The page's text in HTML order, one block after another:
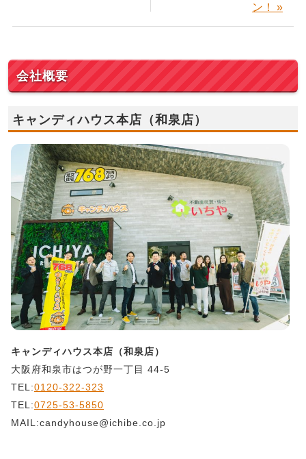
ン！ »
会社概要
キャンディハウス本店（和泉店）
キャンディハウス本店（和泉店）
大阪府和泉市はつが野一丁目 44-5
TEL:0120-322-323
TEL:0725-53-5850
MAIL:candyhouse@ichibe.co.jp